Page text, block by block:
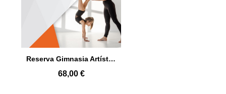
Vista rápida
Reserva Gimnasia Artística infantil
68,00 €